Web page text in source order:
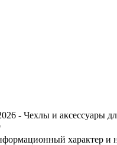
- Чехлы и аксессуары
характер и